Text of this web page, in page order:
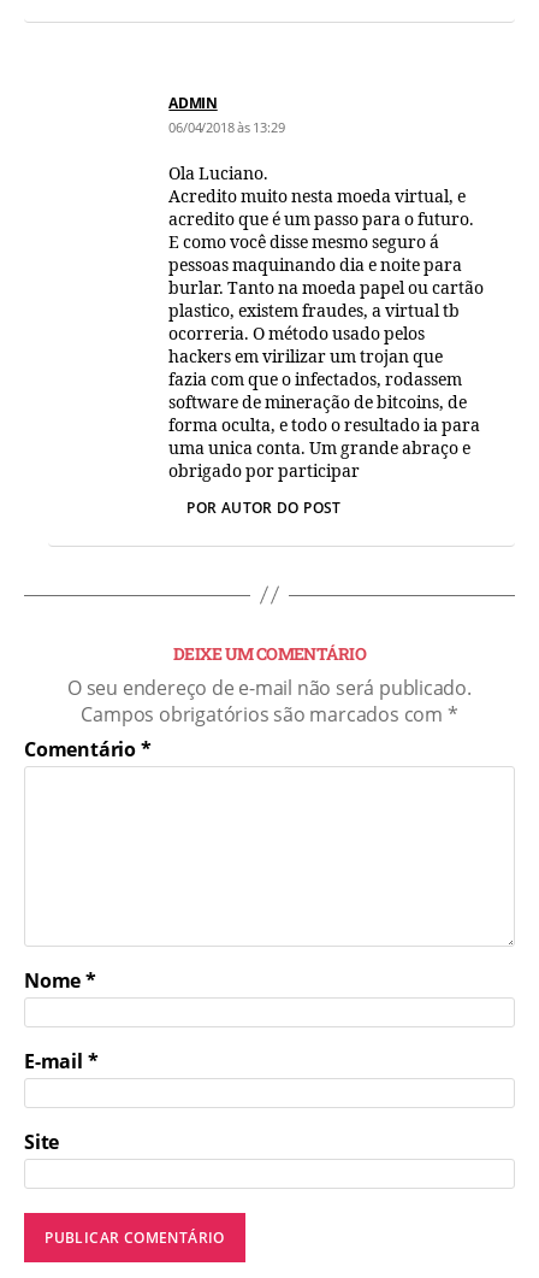
ADMIN
06/04/2018 às 13:29
Ola Luciano.
Acredito muito nesta moeda virtual, e
acredito que é um passo para o futuro.
E como você disse mesmo seguro á
pessoas maquinando dia e noite para
burlar. Tanto na moeda papel ou cartão
plastico, existem fraudes, a virtual tb
ocorreria. O método usado pelos
hackers em virilizar um trojan que
fazia com que o infectados, rodassem
software de mineração de bitcoins, de
forma oculta, e todo o resultado ia para
uma unica conta. Um grande abraço e
obrigado por participar
POR AUTOR DO POST
DEIXE UM COMENTÁRIO
O seu endereço de e-mail não será publicado.
Campos obrigatórios são marcados com *
Comentário*
Nome*
E-mail *
Site